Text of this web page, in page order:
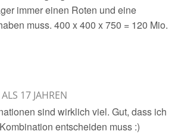
immer einen Roten und eine
muss. 400 x 400 x 750 = 120 Mio.
17 JAHREN
sind wirklich viel. Gut, dass ich
entscheiden muss :)